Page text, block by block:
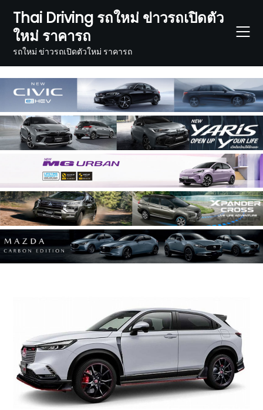
content
Thai Driving รถใหม่ ข่าวรถเปิดตัว
ใหม่ ราคารถ
รถใหม่ ข่าวรถเปิดตัวใหม่ ราคารถ